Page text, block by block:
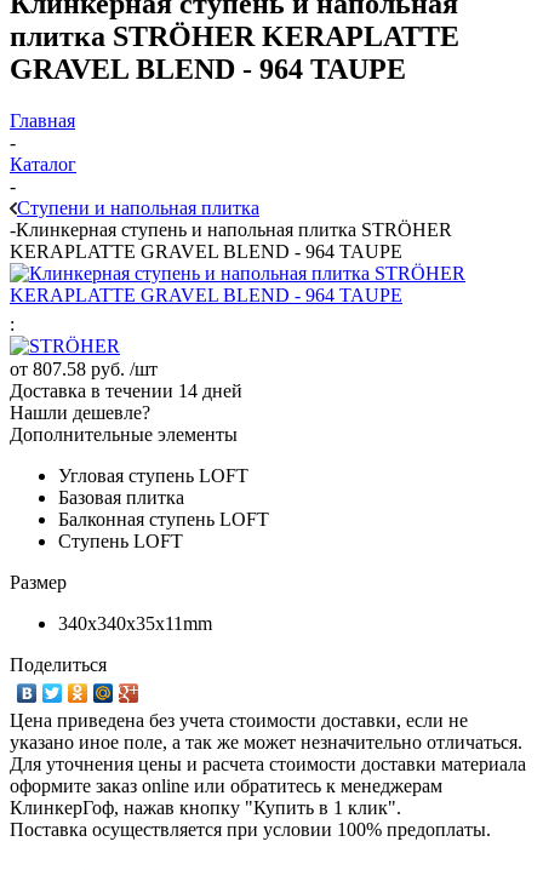
плитка STRÖHER KERAPLATTE
GRAVEL BLEND - 964 TAUPE
Главная
-
Каталог
-
Ступени и напольная плитка
-Клинкерная ступень и напольная плитка STRÖHER
KERAPLATTE GRAVEL BLEND - 964 TAUPE
:
от 807.58 руб. /шт
Доставка в течении 14 дней
Нашли дешевле?
Дополнительные элементы
Угловая ступень LOFT
Базовая плитка
Балконная ступень LOFT
Ступень LOFT
Размер
340x340x35x11mm
Поделиться
Цена приведена без учета стоимости доставки, если не
указано иное поле, а так же может незначительно отличаться.
Для уточнения цены и расчета стоимости доставки материала
оформите заказ online или обратитесь к менеджерам
КлинкерГоф, нажав кнопку "Купить в 1 клик".
Поставка осуществляется при условии 100% предоплаты.